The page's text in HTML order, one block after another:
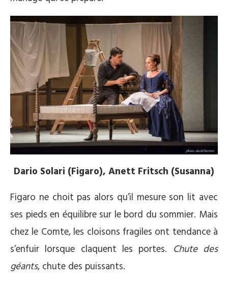
Dario Solari (Figaro), Anett Fritsch (Susanna)
Figaro ne choit pas alors qu’il mesure son lit avec
ses pieds en équilibre sur le bord du sommier. Mais
chez le Comte, les cloisons fragiles ont tendance à
s’enfuir lorsque claquent les portes. Chute des
géants, chute des puissants.